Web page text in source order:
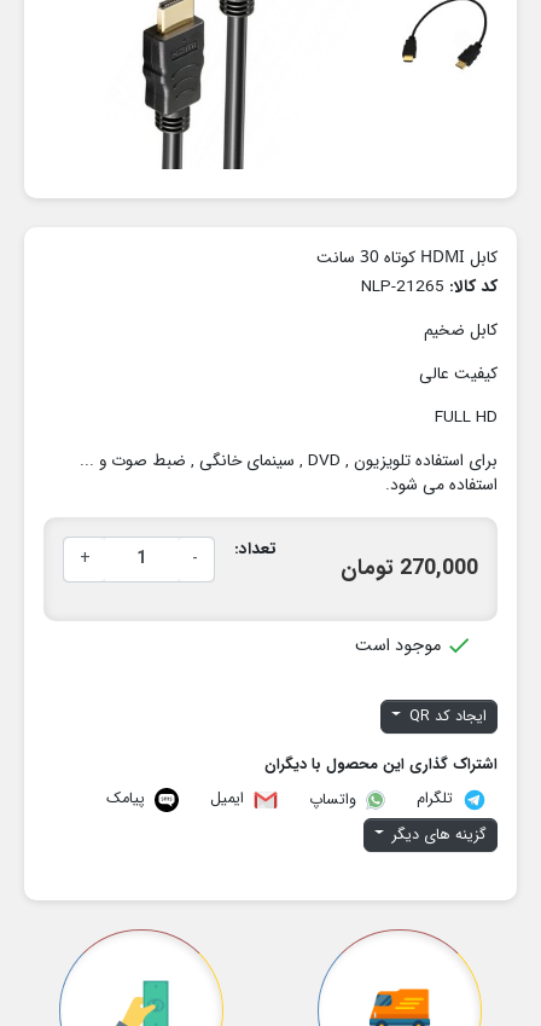
کابل HDMI کوتاه 30 سانت
کد کالا:
کابل ضخیم
کیفیت عالی
FULL HD
برای استفاده تلویزیون , DVD , سینمای خانگی , ضبط صوت و ...
استفاده می شود.
270,000 تومان
تعداد: -
+
 موجود است
ایجاد کد QR
اشتراک گذاری این محصول با دیگران
تلگرام
واتساپ ایمیل
پیامک
گزینه های دیگر